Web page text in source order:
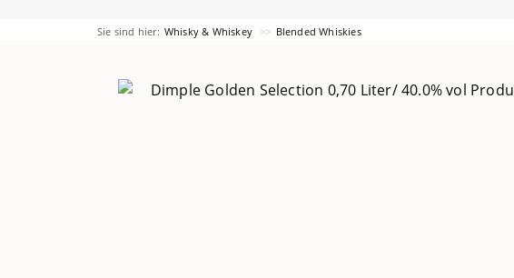
Sie sind hier: Whisky & Whiskey Blended Whiskies